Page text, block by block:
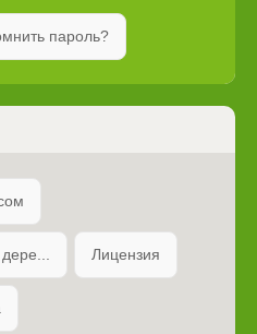
пароль?
Лицензия